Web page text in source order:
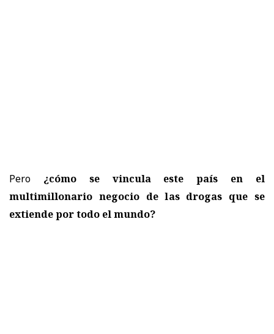
Pero ¿cómo se vincula este país en el
multimillonario negocio de las drogas que se
extiende por todo el mundo?